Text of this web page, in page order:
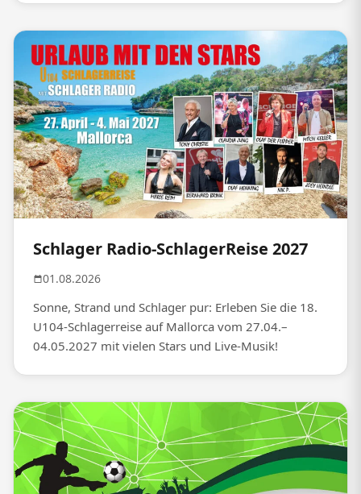
Schlager Radio-SchlagerReise 2027
01.08.2026
Sonne, Strand und Schlager pur: Erleben Sie die 18.
U104-Schlagerreise auf Mallorca vom 27.04.–
04.05.2027 mit vielen Stars und Live-Musik!